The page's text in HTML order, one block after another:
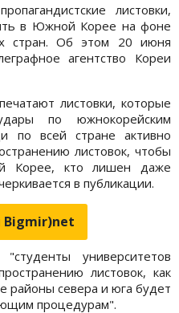
листовки,
в Южной Корее на фоне
стран. Об этом 20 июня
агентство Кореи
листовки, которые
по южнокорейским
по всей стране активно
листовок, чтобы
Корее, кто лишен даже
в публикации.
Bigmir)net
университетов
листовок, как
районы севера и юга будет
процедурам".